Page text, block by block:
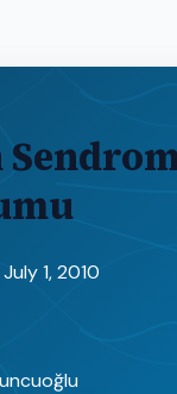
July 1, 2010